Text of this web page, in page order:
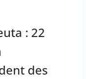
: 22
des